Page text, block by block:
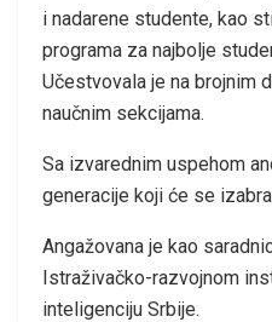
i nadarene studente, kao
programa za najbolje
Učestvovala je na brojnim
naučnim sekcijama.
Sa izvarednim uspehom
generacije koji će se
Angažovana je kao
Istraživačko-razvojnom
inteligenciju Srbije.